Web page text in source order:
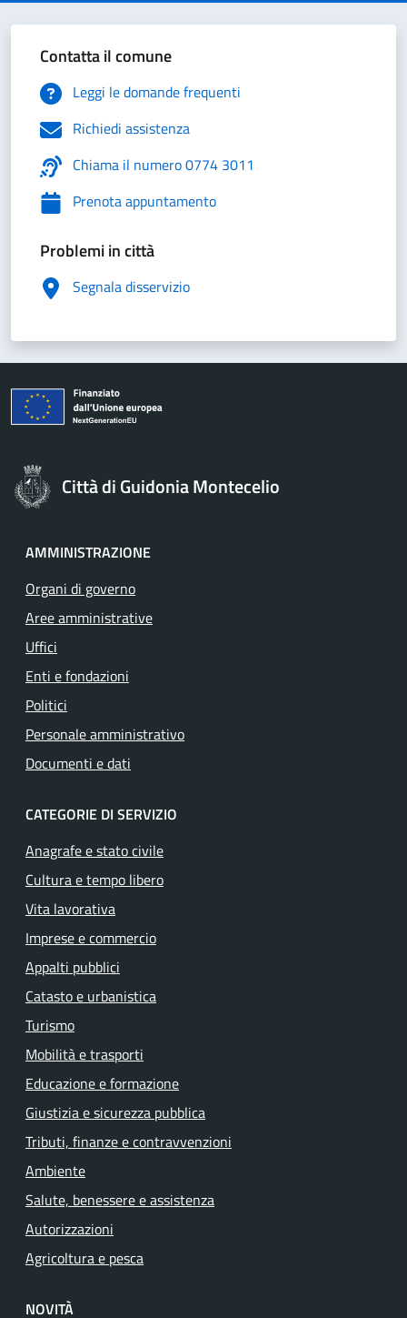
Contatta il comune
Leggi le domande frequenti
Richiedi assistenza
Chiama il numero 0774 3011
Prenota appuntamento
Problemi in città
Segnala disservizio
Città di Guidonia Montecelio
AMMINISTRAZIONE
Organi di governo
Aree amministrative
Uffici
Enti e fondazioni
Politici
Personale amministrativo
Documenti e dati
CATEGORIE DI SERVIZIO
Anagrafe e stato civile
Cultura e tempo libero
Vita lavorativa
Imprese e commercio
Appalti pubblici
Catasto e urbanistica
Turismo
Mobilità e trasporti
Educazione e formazione
Giustizia e sicurezza pubblica
Tributi, finanze e contravvenzioni
Ambiente
Salute, benessere e assistenza
Autorizzazioni
Agricoltura e pesca
NOVITÀ